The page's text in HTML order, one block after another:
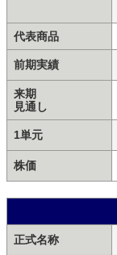
代表商品
前期実績
来期
見通し
1単元
株価
正式名称